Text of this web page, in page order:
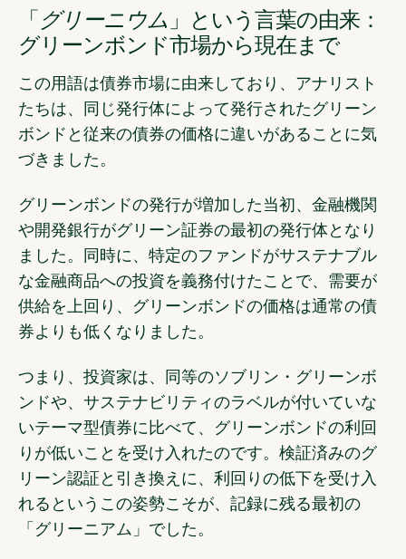
「グリーニウム 」という言葉の由来：
グリーンボンド市場から現在まで
この用語は債券市場に由来しており、アナリスト
たちは、同じ発行体によって発行されたグリーン
ボンドと従来の債券の価格に違いがあることに気
づきました。
グリーンボンドの発行が増加した当初、金融機関
や開発銀行がグリーン証券の最初の発行体となり
ました。同時に、特定のファンドがサステナブル
な金融商品への投資を義務付けたことで、需要が
供給を上回り、グリーンボンドの価格は通常の債
券よりも低くなりました。
つまり、投資家は、同等のソブリン・グリーンボ
ンドや、サステナビリティのラベルが付いていな
いテーマ型債券に比べて、グリーンボンドの利回
りが低いことを受け入れたのです。検証済みのグ
リーン認証と引き換えに、利回りの低下を受け入
れるというこの姿勢こそが、記録に残る最初の
「グリーニアム」でした。